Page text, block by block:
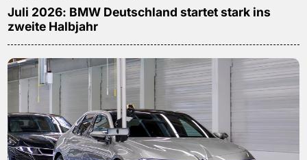
Juli 2026: BMW Deutschland startet stark ins
zweite Halbjahr